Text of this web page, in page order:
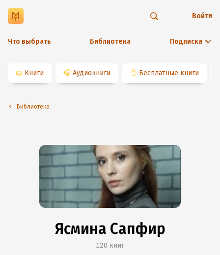
Что выбрать Библиотека Подписка
Войти
📖 Книги 🎧 Аудиокниги 👌 Бесплатные книги
Библиотека
Ясмина Сапфир
120 книг